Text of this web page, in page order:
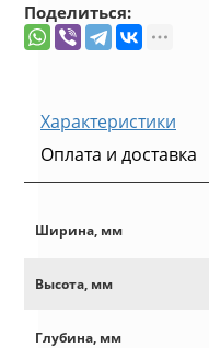
Поделиться:
Характеристики
Оплата и доставка
Ширина, мм
Высота, мм
Глубина, мм